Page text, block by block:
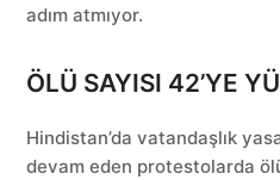
adım atmıyor.
ÖLÜ SAYISI 42’YE
Hindistan’da vatandaşlık
devam eden protestolarda